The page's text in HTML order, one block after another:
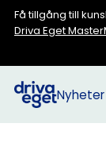
Få tillgång till
Driva Eget
Nyheter